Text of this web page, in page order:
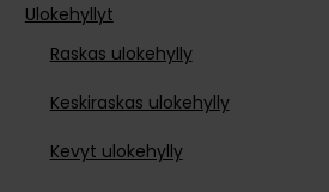
Ulokehyllyt
Raskas ulokehylly
Keskiraskas ulokehylly
Kevyt ulokehylly